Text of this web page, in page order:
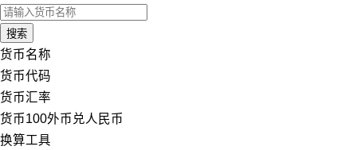
搜索
货币名称
货币代码
货币汇率
货币100外币兑人民币
换算工具